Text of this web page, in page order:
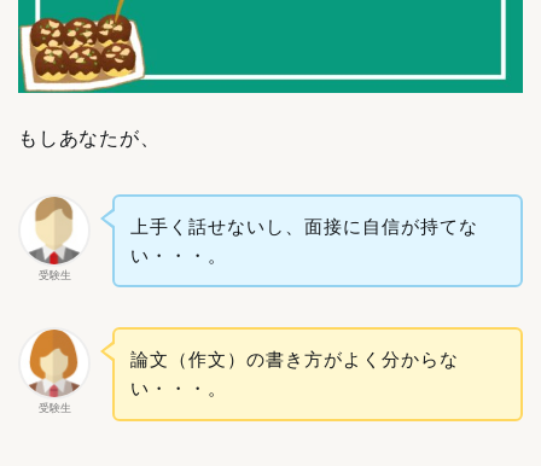
もしあなたが、
受験生
上手く話せないし、面接に自信が持てな
い・・・。
受験生
論文（作文）の書き方がよく分からな
い・・・。